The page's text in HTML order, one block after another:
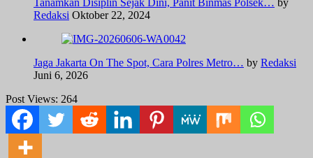
Tanamkan Disiplin Sejak Dini, Panit Binmas Polsek… by
Redaksi Oktober 22, 2024
Jaga Jakarta On The Spot, Cara Polres Metro… by Redaksi
Juni 6, 2026
Post Views: 264